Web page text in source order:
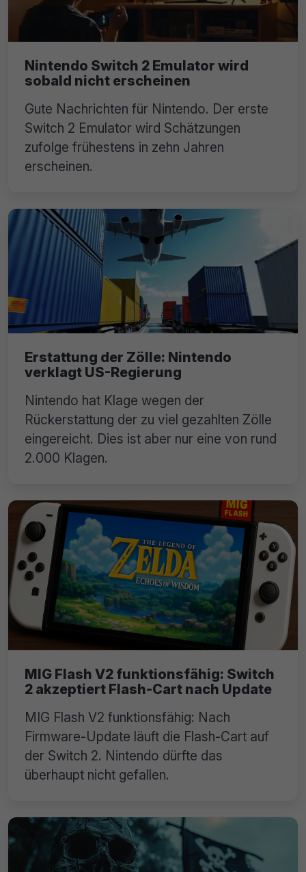
Nintendo Switch 2 Emulator wird
sobald nicht erscheinen
Gute Nachrichten für Nintendo. Der erste
Switch 2 Emulator wird Schätzungen
zufolge frühestens in zehn Jahren
erscheinen.
Erstattung der Zölle: Nintendo
verklagt US-Regierung
Nintendo hat Klage wegen der
Rückerstattung der zu viel gezahlten Zölle
eingereicht. Dies ist aber nur eine von rund
2.000 Klagen.
MIG Flash V2 funktionsfähig: Switch
2 akzeptiert Flash-Cart nach Update
MIG Flash V2 funktionsfähig: Nach
Firmware-Update läuft die Flash-Cart auf
der Switch 2. Nintendo dürfte das
überhaupt nicht gefallen.